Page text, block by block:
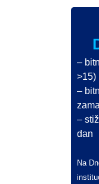
–
>15)
–
–
dan
Na